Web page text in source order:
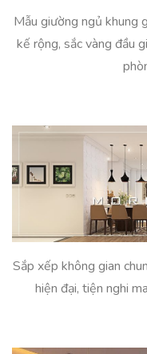
Mẫu giường ngủ khung
kế rộng, sắc vàng đầu
Sắp xếp không gian
hiện đại, tiện nghi